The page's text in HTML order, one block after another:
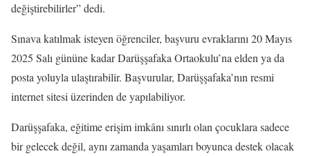
değiştirebilirler” dedi.
Sınava katılmak isteyen öğrenciler, başvuru evraklarını 20 Mayıs
2025 Salı gününe kadar Darüşşafaka Ortaokulu’na elden ya da
posta yoluyla ulaştırabilir. Başvurular, Darüşşafaka’nın resmi
internet sitesi üzerinden de yapılabiliyor.
Darüşşafaka, eğitime erişim imkânı sınırlı olan çocuklara sadece
bir gelecek değil, aynı zamanda yaşamları boyunca destek olacak